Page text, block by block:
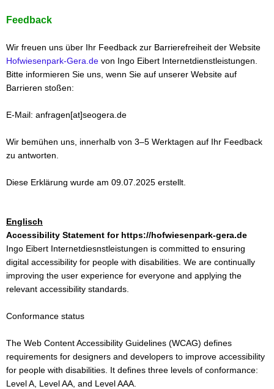
Feedback
Wir freuen uns über Ihr Feedback zur Barrierefreiheit der Website
Hofwiesenpark-Gera.de von Ingo Eibert Internetdienstleistungen.
Bitte informieren Sie uns, wenn Sie auf unserer Website auf
Barrieren stoßen:
E-Mail: anfragen[at]seogera.de
Wir bemühen uns, innerhalb von 3–5 Werktagen auf Ihr Feedback
zu antworten.
Diese Erklärung wurde am 09.07.2025 erstellt.
Englisch
Accessibility Statement for https://hofwiesenpark-gera.de
Ingo Eibert Internetdiesnstleistungen is committed to ensuring
digital accessibility for people with disabilities. We are continually
improving the user experience for everyone and applying the
relevant accessibility standards.
Conformance status
The Web Content Accessibility Guidelines (WCAG) defines
requirements for designers and developers to improve accessibility
for people with disabilities. It defines three levels of conformance:
Level A, Level AA, and Level AAA.